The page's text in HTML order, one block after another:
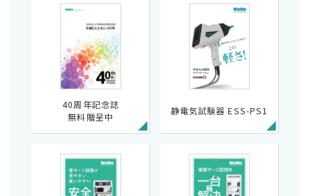
40周年記念誌
無料贈呈中
静電気試験器 ESS-PS1